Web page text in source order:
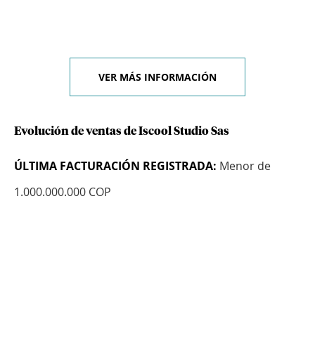
VER MÁS INFORMACIÓN
Evolución de ventas de Iscool Studio Sas
ÚLTIMA FACTURACIÓN REGISTRADA: Menor de
1.000.000.000 COP